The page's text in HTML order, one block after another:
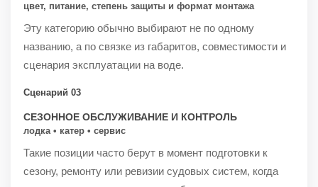
цвет, питание, степень защиты и формат монтажа
Эту категорию обычно выбирают не по одному
названию, а по связке из габаритов, совместимости и
сценария эксплуатации на воде.
Сценарий 03
СЕЗОННОЕ ОБСЛУЖИВАНИЕ И КОНТРОЛЬ
лодка • катер • сервис
Такие позиции часто берут в момент подготовки к
сезону, ремонту или ревизии судовых систем, когда